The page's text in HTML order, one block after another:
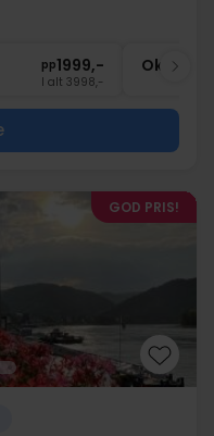
pp1999,-
I alt 3998,-
Okt
GOD PRIS!